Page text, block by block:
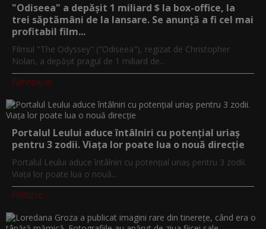
"Odiseea" a depășit 1 miliard $ la box-office, la
trei săptămâni de la lansare. Se anunță a fi cel mai
profitabil film...
Filmul "The Odyssey" ("Odiseea"), regizat de Christopher
Nolan, a depăşit pragul de 1 miliard de...
Filmnow.ro
Portalul Leului aduce întâlniri cu potențial uriaș
pentru 3 zodii. Viața lor poate lua o nouă direcție
Portalul Leului aduce întâlniri cu potențial uriaș pentru 3 zodii.
Viața lor poate lua o nouă...
PeRoz.ro